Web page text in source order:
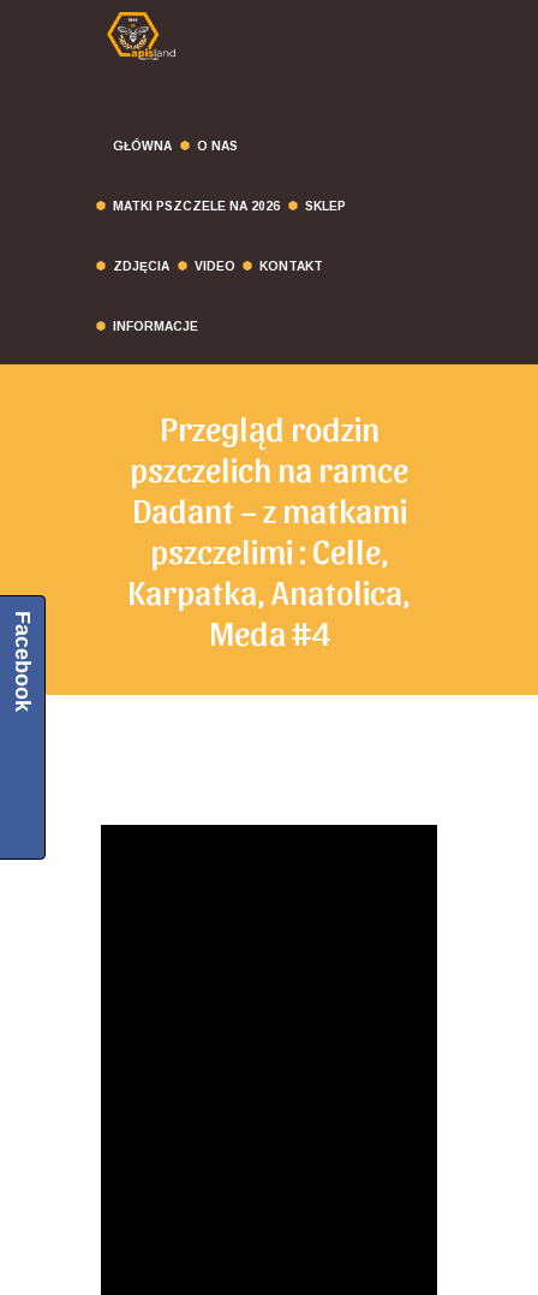
GŁÓWNA O NAS
MATKI PSZCZELE NA 2026 SKLEP
ZDJĘCIA VIDEO KONTAKT
INFORMACJE
Przegląd rodzin
pszczelich na ramce
Dadant – z matkami
pszczelimi : Celle,
Karpatka, Anatolica,
Meda #4
Facebook